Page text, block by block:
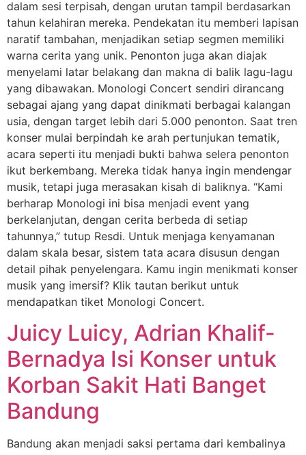
dalam sesi terpisah, dengan urutan tampil berdasarkan
tahun kelahiran mereka. Pendekatan itu memberi lapisan
naratif tambahan, menjadikan setiap segmen memiliki
warna cerita yang unik. Penonton juga akan diajak
menyelami latar belakang dan makna di balik lagu-lagu
yang dibawakan. Monologi Concert sendiri dirancang
sebagai ajang yang dapat dinikmati berbagai kalangan
usia, dengan target lebih dari 5.000 penonton. Saat tren
konser mulai berpindah ke arah pertunjukan tematik,
acara seperti itu menjadi bukti bahwa selera penonton
ikut berkembang. Mereka tidak hanya ingin mendengar
musik, tetapi juga merasakan kisah di baliknya. “Kami
berharap Monologi ini bisa menjadi event yang
berkelanjutan, dengan cerita berbeda di setiap
tahunnya,” tutup Resdi. Untuk menjaga kenyamanan
dalam skala besar, sistem tata acara disusun dengan
detail pihak penyelengara. Kamu ingin menikmati konser
musik yang imersif? Klik tautan berikut untuk
mendapatkan tiket Monologi Concert.
Juicy Luicy, Adrian Khalif-
Bernadya Isi Konser untuk
Korban Sakit Hati Banget
Bandung
Bandung akan menjadi saksi pertama dari kembalinya